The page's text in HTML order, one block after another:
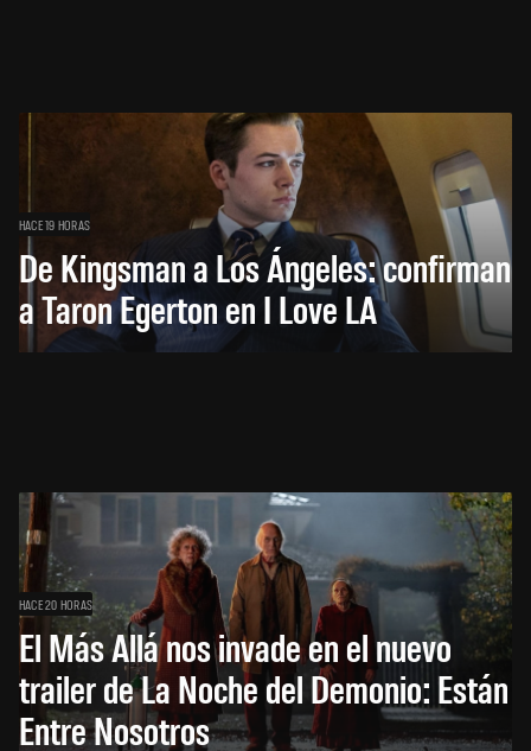
HACE 19 HORAS
De Kingsman a Los Ángeles: confirman
a Taron Egerton en I Love LA
HACE 20 HORAS
El Más Allá nos invade en el nuevo
trailer de La Noche del Demonio: Están
Entre Nosotros